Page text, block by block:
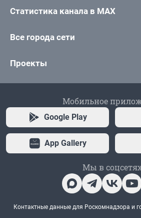
Статистика канала в MAX
Все города сети
Проекты
Мобильное
Google Play
App Gallery
Мы в
Контактные данные для Роскомнадзора и